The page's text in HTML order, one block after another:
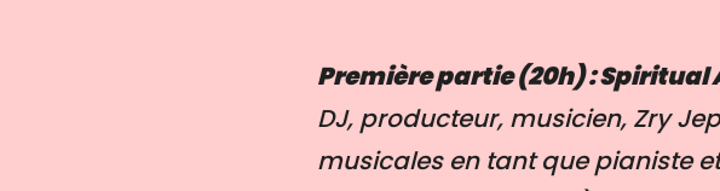
Première partie (20h) : Spiritual
DJ, producteur, musicien, Zry
musicales en tant que pianiste